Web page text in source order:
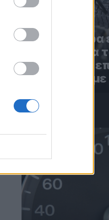
Τα καλύτερα
εποχών για
καλύτερες
σύμφωνα με
4